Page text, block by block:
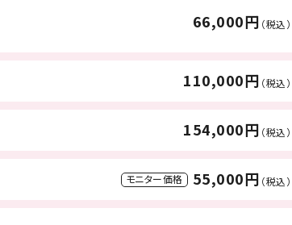
66,000円 （税込）
110,000円 （税込）
154,000円 （税込）
モニター価格 55,000円 （税込）